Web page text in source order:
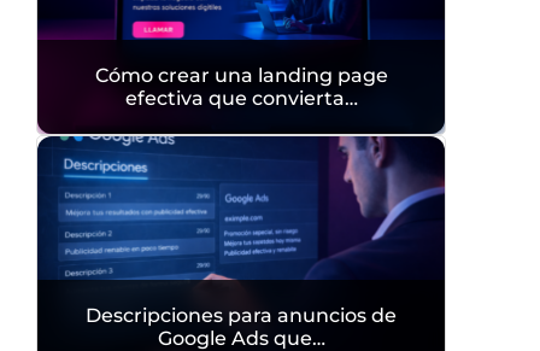
Cómo crear una landing page
efectiva que convierta…
Descripciones para anuncios de
Google Ads que…